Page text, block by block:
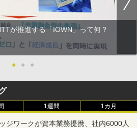
が推進する「IOWN」って何？
● ● ●
1週間 1カ月
ジワークが資本業務提携、社内6000人